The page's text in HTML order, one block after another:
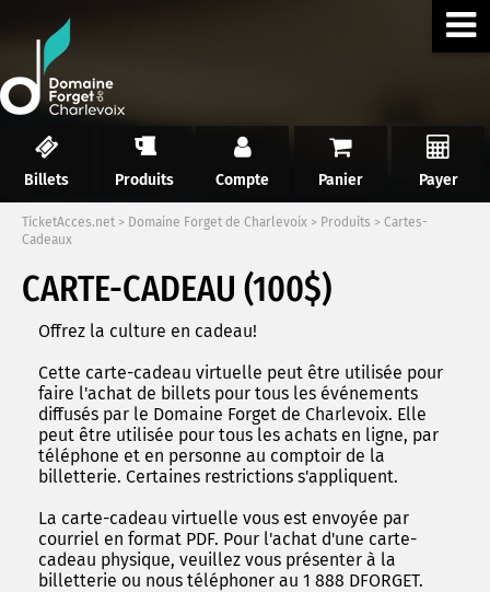
Billets Produits Compte Panier Payer
TicketAcces.net > Domaine Forget de Charlevoix > Produits > Cartes-
Cadeaux
CARTE-CADEAU (100$)
Offrez la culture en cadeau!
Cette carte-cadeau virtuelle peut être utilisée pour
faire l'achat de billets pour tous les événements
diffusés par le Domaine Forget de Charlevoix. Elle
peut être utilisée pour tous les achats en ligne, par
téléphone et en personne au comptoir de la
billetterie. Certaines restrictions s'appliquent.
La carte-cadeau virtuelle vous est envoyée par
courriel en format PDF. Pour l'achat d'une carte-
cadeau physique, veuillez vous présenter à la
billetterie ou nous téléphoner au 1 888 DFORGET.